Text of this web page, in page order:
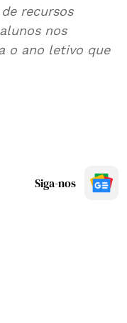
recursos
nos
o ano letivo que
Siga-nos